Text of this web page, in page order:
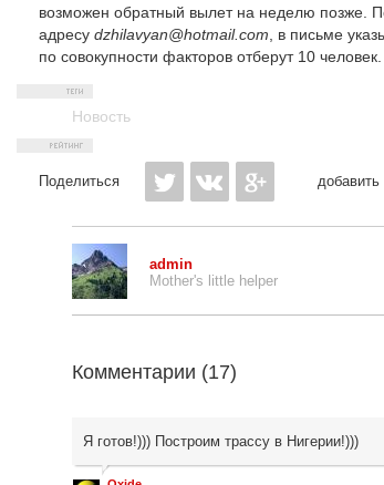
возможен обратный вылет на неделю позже.
адресу dzhilavyan@hotmail.com , в письме
по совокупности факторов отберут 10 человек.
Новость
Поделиться добавить
admin
Mother's little helper
Комментарии (17)
Я готов!))) Построим трассу в Нигерии!)))